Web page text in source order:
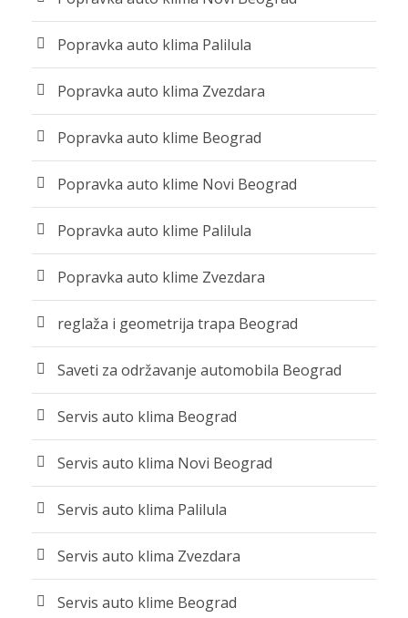
Popravka auto klima Palilula
Popravka auto klima Zvezdara
Popravka auto klime Beograd
Popravka auto klime Novi Beograd
Popravka auto klime Palilula
Popravka auto klime Zvezdara
reglaža i geometrija trapa Beograd
Saveti za održavanje automobila Beograd
Servis auto klima Beograd
Servis auto klima Novi Beograd
Servis auto klima Palilula
Servis auto klima Zvezdara
Servis auto klime Beograd